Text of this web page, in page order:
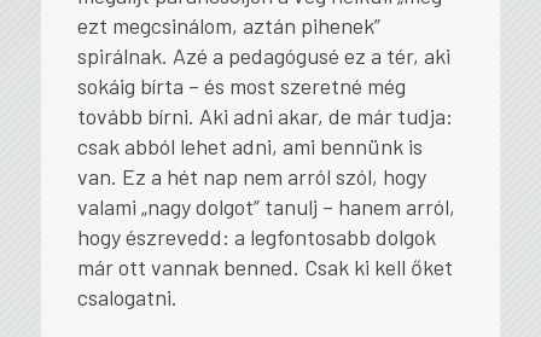
ezt megcsinálom, aztán pihenek”
spirálnak. Azé a pedagógusé ez a tér, aki
sokáig bírta – és most szeretné még
tovább bírni. Aki adni akar, de már tudja:
csak abból lehet adni, ami bennünk is
van. Ez a hét nap nem arról szól, hogy
valami „nagy dolgot” tanulj – hanem arról,
hogy észrevedd: a legfontosabb dolgok
már ott vannak benned. Csak ki kell őket
csalogatni.